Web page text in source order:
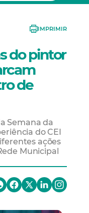
IMPRIMIR
do pintor
de
Semana da
do CEI
ações
Municipal